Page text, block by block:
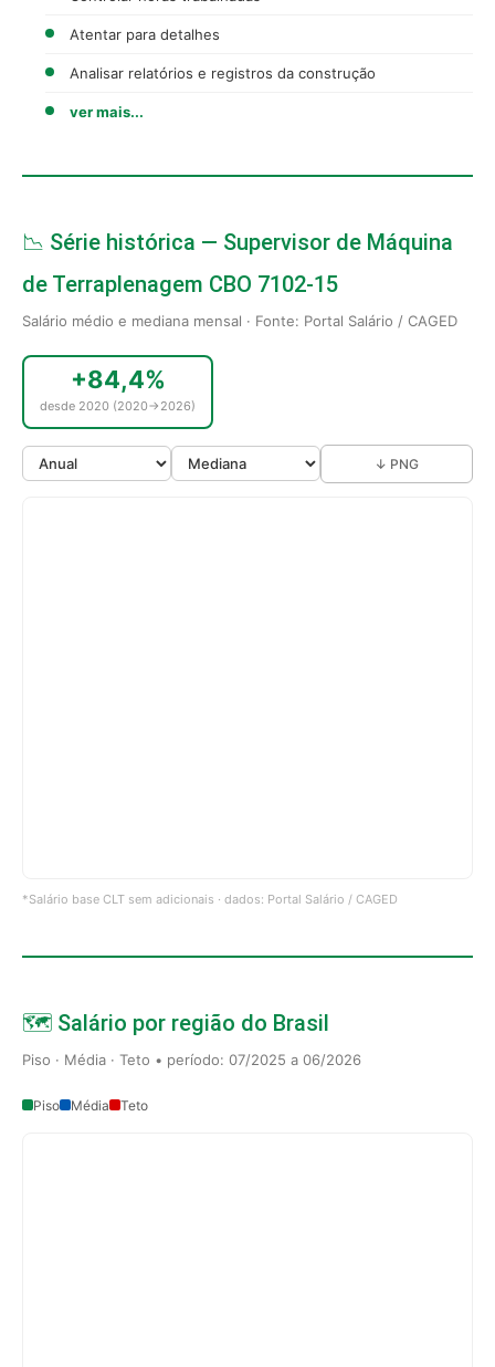
Atentar para detalhes
Analisar relatórios e registros da construção
ver mais...
📉 Série histórica — Supervisor de Máquina
de Terraplenagem CBO 7102-15
Salário médio e mediana mensal · Fonte: Portal Salário / CAGED
+84,4%
desde 2020 (2020→2026)
↓ PNG
*Salário base CLT sem adicionais · dados: Portal Salário / CAGED
🗺️ Salário por região do Brasil
Piso · Média · Teto • período: 07/2025 a 06/2026
Piso Média Teto